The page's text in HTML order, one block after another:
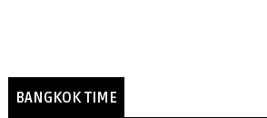
BANGKOK TIME